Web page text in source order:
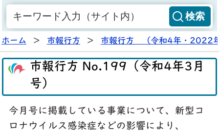
ホーム > 市報行方 > 市報行方 （令和4年・2022
市報行方 No.199（令和4年3月
号）
今月号に掲載している事業について、新型コ
ロナウイルス感染症などの影響により、